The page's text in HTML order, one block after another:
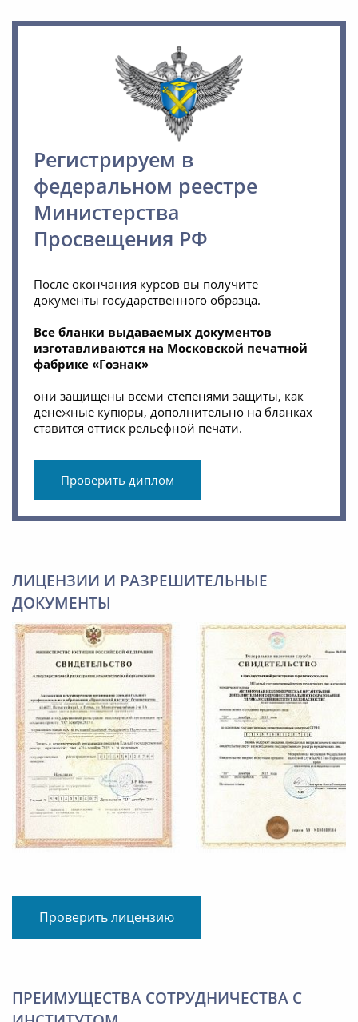
Регистрируем в
федеральном реестре
Министерства
Просвещения РФ
После окончания курсов вы получите
документы государственного образца.
Все бланки выдаваемых документов
изготавливаются на Московской печатной
фабрике «Гознак»
они защищены всеми степенями защиты, как
денежные купюры, дополнительно на бланках
ставится оттиск рельефной печати.
Проверить диплом
ЛИЦЕНЗИИ И РАЗРЕШИТЕЛЬНЫЕ
ДОКУМЕНТЫ
Проверить лицензию
ПРЕИМУЩЕСТВА СОТРУДНИЧЕСТВА С